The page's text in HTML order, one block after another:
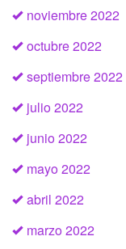
noviembre 2022
octubre 2022
septiembre 2022
julio 2022
junio 2022
mayo 2022
abril 2022
marzo 2022